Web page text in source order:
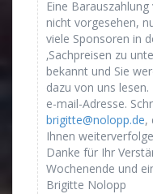
Eine
nicht vorgesehen,
viele Sponsoren in
‚Sachpreisen zu
bekannt und Sie
dazu von uns
e-mail-Adresse.
brigitte@nolopp.de,
Ihnen
Danke für Ihr
Wochenende und
Brigitte Nolopp